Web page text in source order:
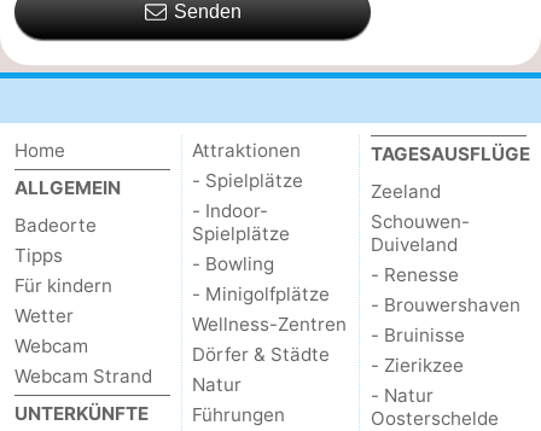
Senden
Home
ALLGEMEIN
Badeorte
Tipps
Für kindern
Wetter
Webcam
Webcam Strand
UNTERKÜNFTE
Attraktionen
- Spielplätze
- Indoor-
Spielplätze
- Bowling
- Minigolfplätze
Wellness-Zentren
Dörfer & Städte
Natur
Führungen
TAGESAUSFLÜGE
Zeeland
Schouwen-
Duiveland
- Renesse
- Brouwershaven
- Bruinisse
- Zierikzee
- Natur
Oosterschelde